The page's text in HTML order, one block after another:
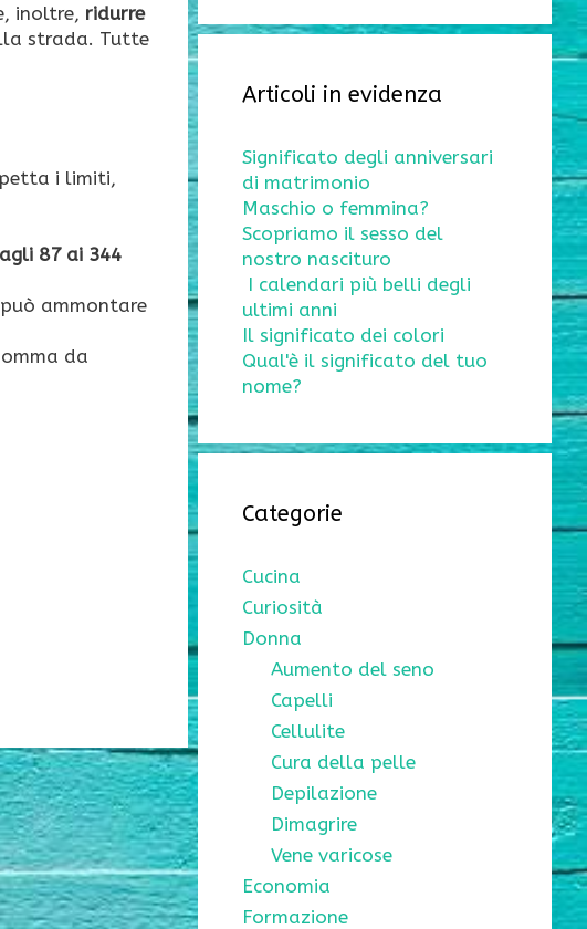
inoltre, ridurre
strada. Tutte
i limiti,
87 ai 344
ammontare
da
Articoli in evidenza
Significato degli anniversari
di matrimonio
Maschio o femmina?
Scopriamo il sesso del
nostro nascituro
I calendari più belli degli
ultimi anni
Il significato dei colori
Qual'è il significato del tuo
nome?
Categorie
Cucina
Curiosità
Donna
Aumento del seno
Capelli
Cellulite
Cura della pelle
Depilazione
Dimagrire
Vene varicose
Economia
Formazione